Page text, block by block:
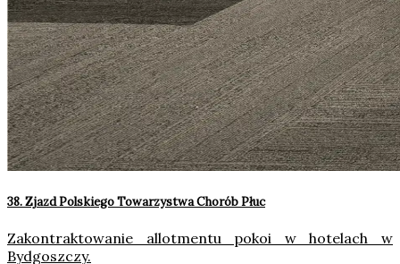
38. Zjazd Polskiego Towarzystwa Chorób Płuc
Zakontraktowanie allotmentu pokoi w hotelach w
Bydgoszczy.